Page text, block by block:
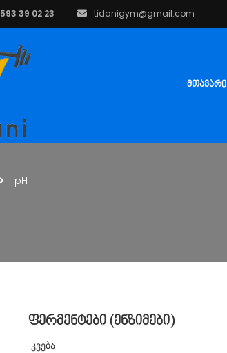
593 39 02 23 tidanigym@gmail.com
ᲛᲗᲐᲕᲐᲠᲘ
pH
ფერმენტები (ენზიმები)
Კვება